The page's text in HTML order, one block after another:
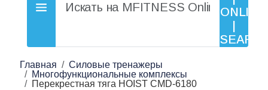
Главная
Силовые тренажеры
Многофункциональные комплексы
Перекрестная тяга HOIST CMD-6180